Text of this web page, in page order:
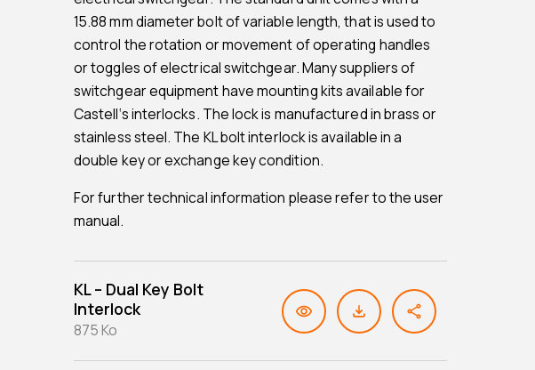
15.88 mm diameter bolt of variable length, that is used to
control the rotation or movement of operating handles
or toggles of electrical switchgear. Many suppliers of
switchgear equipment have mounting kits available for
Castell‘s interlocks. The lock is manufactured in brass or
stainless steel. The KL bolt interlock is available in a
double key or exchange key condition.
For further technical information please refer to the user
manual.
KL – Dual Key Bolt
Interlock
875 Ko